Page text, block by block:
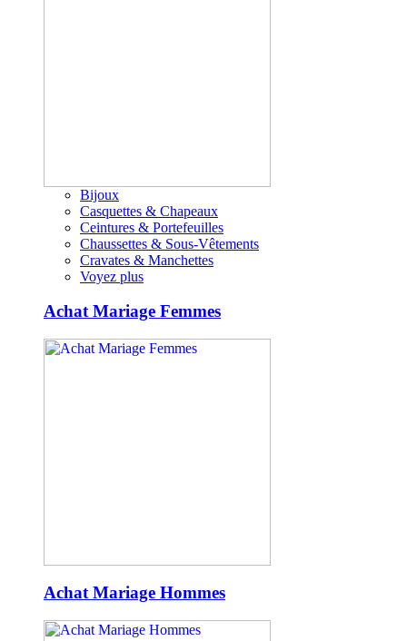
Bijoux
Casquettes & Chapeaux
Ceintures & Portefeuilles
Chaussettes & Sous-Vêtements
Cravates & Manchettes
Voyez plus
Achat Mariage Femmes
Achat Mariage Hommes